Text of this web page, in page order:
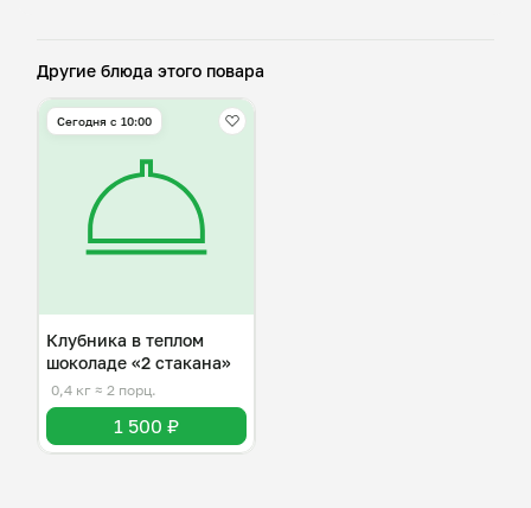
Другие блюда этого повара
Сегодня с 10:00
Клубника в теплом
шоколаде «2 стакана»
0,4 кг ≈ 2 порц.
1 500 ₽